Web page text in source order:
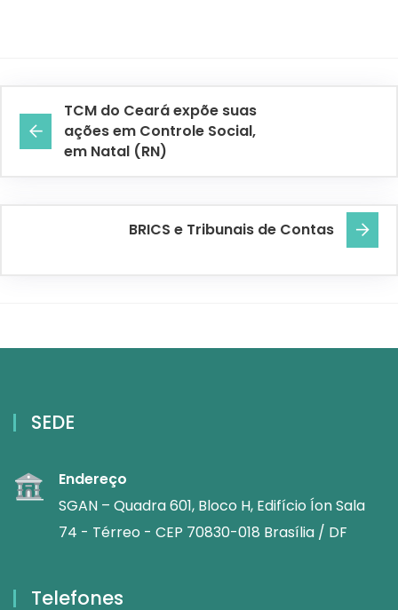
TCM do Ceará expõe suas
ações em Controle Social,
em Natal (RN)
BRICS e Tribunais de Contas
SEDE
Endereço
SGAN – Quadra 601, Bloco H, Edifício Íon Sala
74 - Térreo - CEP 70830-018 Brasília / DF
Telefones